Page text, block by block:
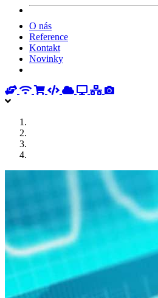
O nás
Reference
Kontakt
Novinky